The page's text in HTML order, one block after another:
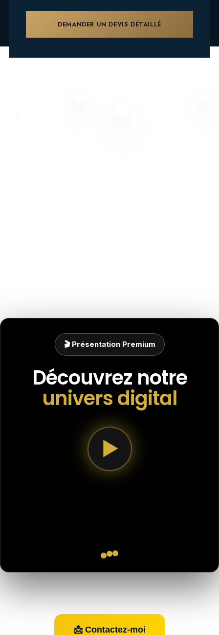
DEMANDER UN DEVIS DÉTAILLÉ
🎬 Présentation Premium
Découvrez notre
univers digital
▶
📩 Contactez-moi